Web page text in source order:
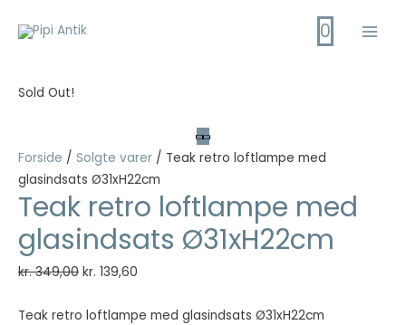
0
Sold Out!
Forside / Solgte varer / Teak retro loftlampe med
glasindsats Ø31xH22cm
Teak retro loftlampe med
glasindsats Ø31xH22cm
kr.349,00 Den
pris
kr. 139,60
pris
Teak retro loftlampe med glasindsats Ø31xH22cm